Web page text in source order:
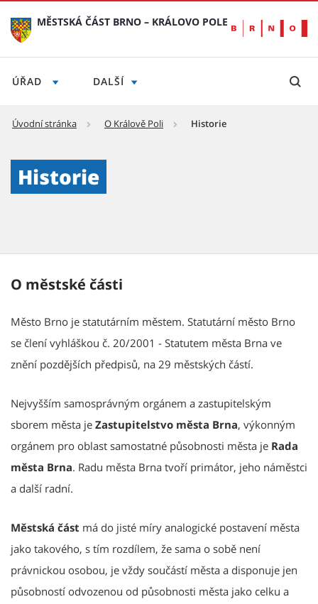
MĚSTSKÁ ČÁST BRNO – KRÁLOVO POLE
ÚŘAD DALŠÍ
Úvodní stránka O Králově Poli Historie
Historie
O městské části
Město Brno je statutárním městem. Statutární město Brno
se člení vyhláškou č. 20/2001 - Statutem města Brna ve
znění pozdějších předpisů, na 29 městských částí.
Nejvyšším samosprávným orgánem a zastupitelským
sborem města je Zastupitelstvo města Brna, výkonným
orgánem pro oblast samostatné působnosti města je Rada
města Brna. Radu města Brna tvoří primátor, jeho náměstci
a další radní.
Městská část má do jisté míry analogické postavení města
jako takového, s tím rozdílem, že sama o sobě není
právnickou osobou, je vždy součástí města a disponuje jen
působností odvozenou od působnosti města jako celku a